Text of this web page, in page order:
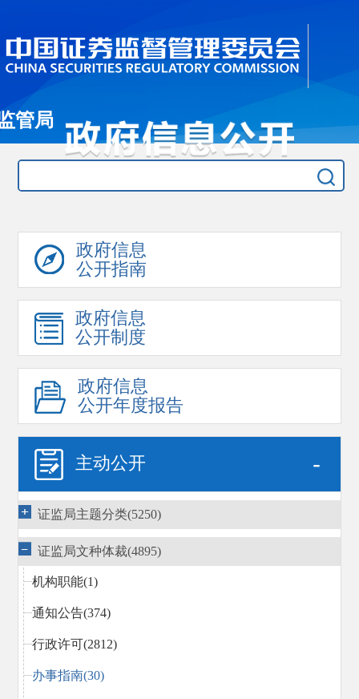
管局
政府信息
公开指南
政府信息
公开制度
政府信息
公开年度报告
主动公开 -
证监局主题分类(5250)
证监局文种体裁(4895)
机构职能(1)
通知公告(374)
行政许可(2812)
办事指南(30)